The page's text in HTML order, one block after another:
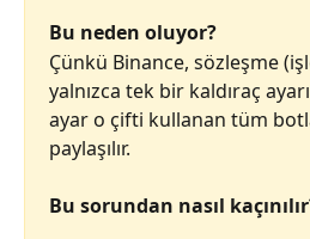
Bu neden oluyor?
Çünkü Binance, sözleşme
yalnızca tek bir kaldıraç
ayar o çifti kullanan tüm
paylaşılır.
Bu sorundan nasıl